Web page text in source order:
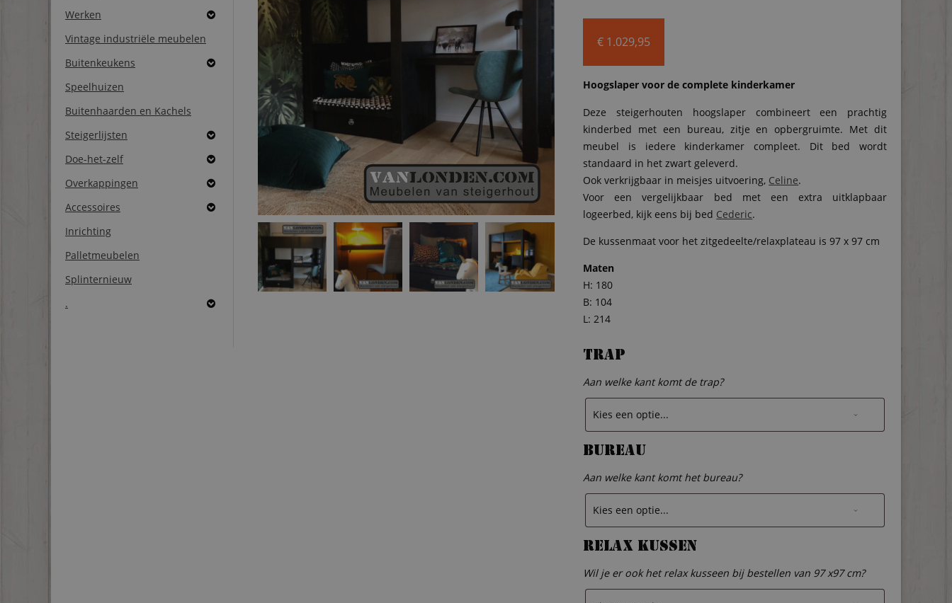
Werken
Vintage industriële meubelen
Buitenkeukens
Speelhuizen
Buitenhaarden en Kachels
Steigerlijsten
Doe-het-zelf
Overkappingen
Accessoires
Inrichting
Palletmeubelen
Splinternieuw
.
€ 1.029,95
Hoogslaper voor de complete kinderkamer
Deze steigerhouten hoogslaper combineert een prachtig
kinderbed met een bureau, zitje en opbergruimte. Met dit
meubel is iedere kinderkamer compleet. Dit bed wordt
standaard in het zwart geleverd.
Ook verkrijgbaar in meisjes uitvoering, Celine.
Voor een vergelijkbaar bed met een extra uitklapbaar
logeerbed, kijk eens bij bed Cederic.
De kussenmaat voor het zitgedeelte/relaxplateau is 97 x 97 cm
Maten
H: 180
B: 104
L: 214
Trap
Aan welke kant komt de trap?
Bureau
Aan welke kant komt het bureau?
Relax kussen
Wil je er ook het relax kusseen bij bestellen van 97 x97 cm?